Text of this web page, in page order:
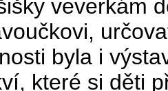
veverkám
byla i
které si děti